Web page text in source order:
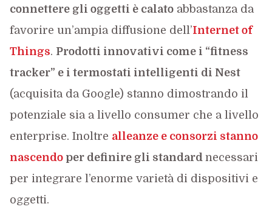
connettere gli oggetti è calatoabbastanza da
favorire un’ampia diffusione dell’Internet of
Things. Prodotti innovativi come i “fitness
tracker” e i termostati intelligenti di Nest
(acquisita da Google) stanno dimostrando il
potenziale sia a livello consumer che a livello
enterprise. Inoltre alleanze e consorzi stanno
nascendoper definire gli standard necessari
per integrare l’enorme varietà di dispositivi e
oggetti.